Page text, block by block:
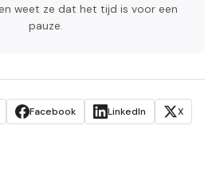
weet ze dat het tijd is voor een
pauze.
Facebook LinkedIn
X